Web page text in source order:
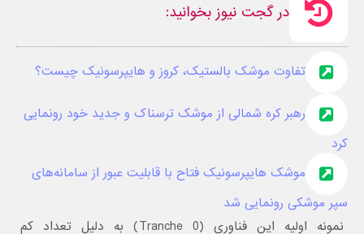
در گجت نیوز بخوانید:
تفاوت موشک بالستیک، کروز و هایپرسونیک چیست؟
رهبر کره شمالی از موشک ترسناک و جدید خود رونمایی
کرد
موشک هایپرسونیک فتاح با قابلیت عبور از سامانه‌های
سپر موشکی رونمایی شد
نمونه اولیه این فناوری (Tranche 0) به دلیل تعداد کم